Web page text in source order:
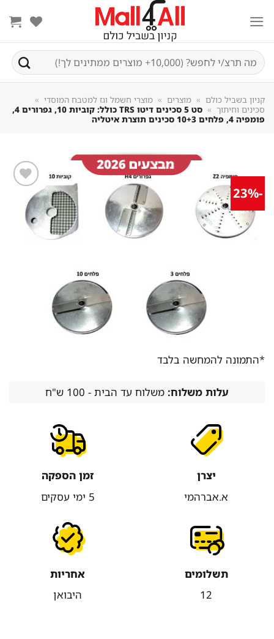
חיפוש
עבור:
קניון בשביל כולם מוצרים מוצרי חשמל וגז למטבח המוסדי
סכינים וחיתוך
סט 5 סכינים דיטו TRS כולל: קוביות 10, גפרורים 4,
פומפיה 4, פלחים 10+3 סכינים תוצרת איטליה
שמור
מוצר
במועדפים
*התמונה להמחשה בלבד
עלות משלוח:משלוח עד הבית - 100 ש"ח
יצרן
א.אברהמי
זמן הספקה
5 ימי עסקים
תשלומים
12
אחריות
היבואן